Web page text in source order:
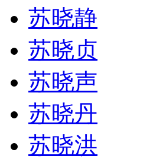
苏晓静
苏晓贞
苏晓声
苏晓丹
苏晓洪